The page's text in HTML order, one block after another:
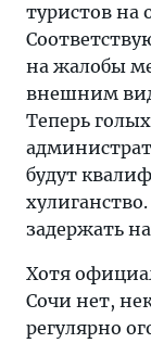
туристов на
на жалобы
внешним
Теперь
будут
задержать
Хотя
Сочи нет,
регулярно